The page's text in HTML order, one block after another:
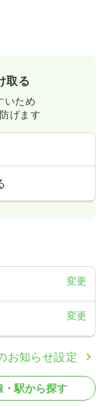
取る
いため
げます
変更
変更
お知らせ設定
・駅から探す